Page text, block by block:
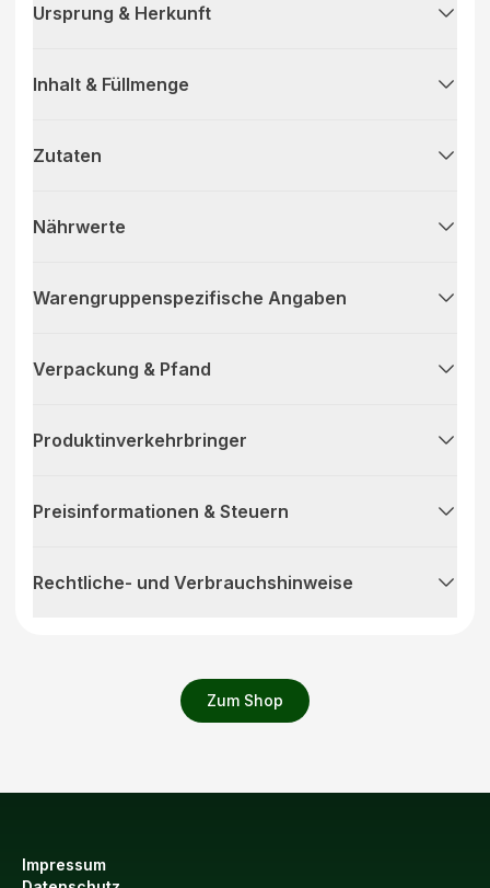
Zum Shop
Ursprung & Herkunft
Inhalt & Füllmenge
Zutaten
Nährwerte
Warengruppenspezifische Angaben
Verpackung & Pfand
Produktinverkehrbringer
Preisinformationen & Steuern
Rechtliche- und Verbrauchshinweise
Impressum